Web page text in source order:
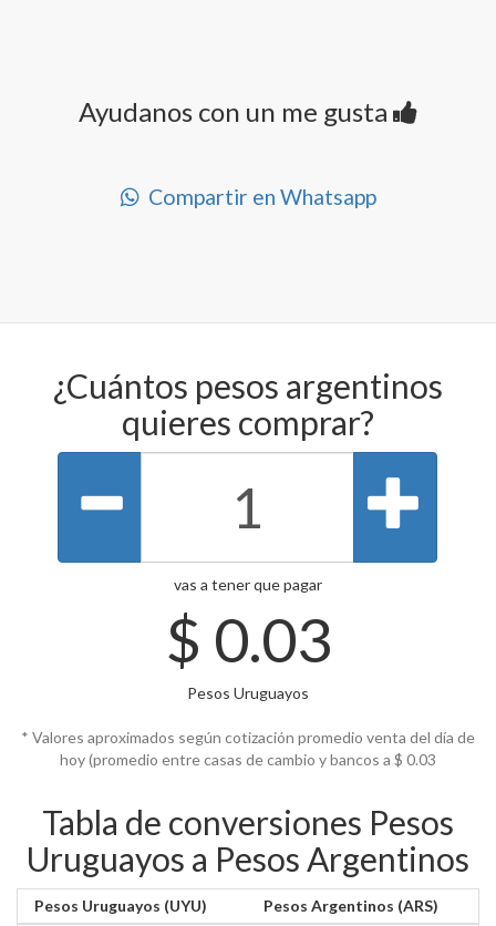
Ayudanos con un me gusta
Compartir en Whatsapp
¿Cuántos pesos argentinos
quieres comprar?
vas a tener que pagar
$ 0.03
Pesos Uruguayos
* Valores aproximados según cotización promedio venta del día de
hoy (promedio entre casas de cambio y bancos a $ 0.03
Tabla de conversiones Pesos
Uruguayos a Pesos Argentinos
Pesos Uruguayos (UYU) Pesos Argentinos (ARS)